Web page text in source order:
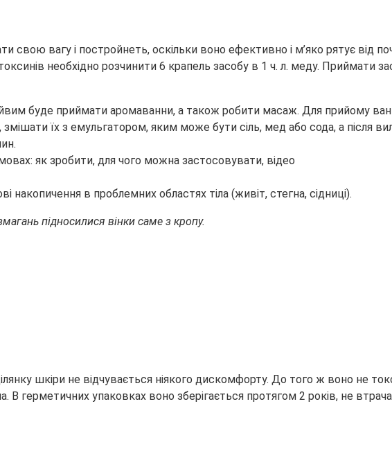
свою вагу і постройнеть, оскільки воно ефективно і м’яко рятує від
необхідно розчинити 6 крапель засобу в 1 ч. л. меду. Приймати
буде приймати аромаванни, а також робити масаж. Для прийому
змішати їх з емульгатором, яким може бути сіль, мед або сода, а після
в проблемних областях тіла (живіт, стегна, сідниці).
підносилися вінки саме з кропу.
шкіри не відчувається ніякого дискомфорту. До того ж воно не
В герметичних упаковках воно зберігається протягом 2 років, не